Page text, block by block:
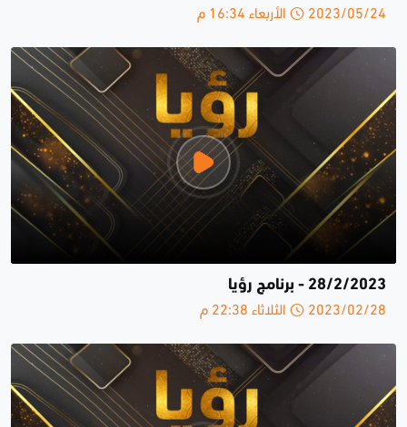
2023/05/24 الأربعاء 16:34 م
28/2/2023 - برنامج رؤيا
2023/02/28 الثلاثاء 22:38 م